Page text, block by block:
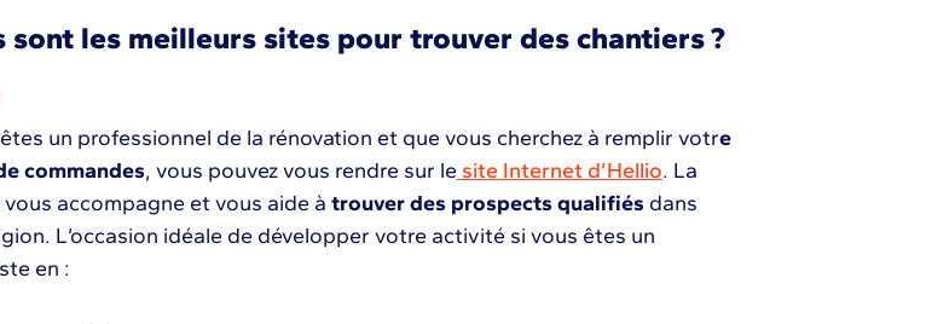
sont les meilleurs sites pour trouver des chantiers ?
un professionnel de la rénovation et que vous cherchez à remplir votre
commandes, vous pouvez vous rendre sur le site Internet d’Hellio. La
vous accompagne et vous aide à trouver des prospects qualifiés dans
L’occasion idéale de développer votre activité si vous êtes un
en :